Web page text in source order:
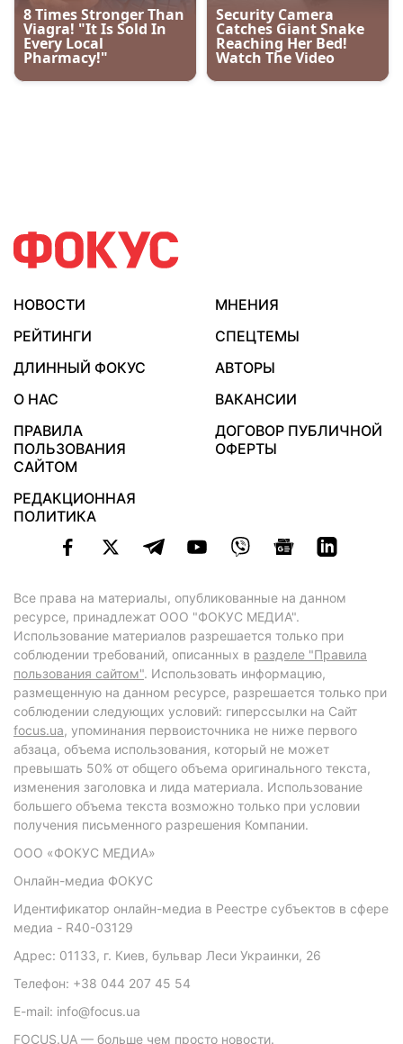
НОВОСТИ
МНЕНИЯ
РЕЙТИНГИ
СПЕЦТЕМЫ
ДЛИННЫЙ ФОКУС
АВТОРЫ
О НАС
ВАКАНСИИ
ПРАВИЛА
ПОЛЬЗОВАНИЯ
САЙТОМ
ДОГОВОР ПУБЛИЧНОЙ
ОФЕРТЫ
РЕДАКЦИОННАЯ
ПОЛИТИКА
Все права на материалы, опубликованные на данном
ресурсе, принадлежат ООО "ФОКУС МЕДИА".
Использование материалов разрешается только при
соблюдении требований, описанных в разделе "Правила
пользования сайтом". Использовать информацию,
размещенную на данном ресурсе, разрешается только при
соблюдении следующих условий: гиперссылки на Сайт
focus.ua, упоминания первоисточника не ниже первого
абзаца, объема использования, который не может
превышать 50% от общего объема оригинального текста,
изменения заголовка и лида материала. Использование
большего объема текста возможно только при условии
получения письменного разрешения Компании.
ООО «ФОКУС МЕДИА»
Онлайн-медиа ФОКУС
Идентификатор онлайн-медиа в Реестре субъектов в сфере
медиа - R40-03129
Адрес: 01133, г. Киев, бульвар Леси Украинки, 26
Телефон: +38 044 207 45 54
E-mail: info@focus.ua
FOCUS.UA — больше чем просто новости.